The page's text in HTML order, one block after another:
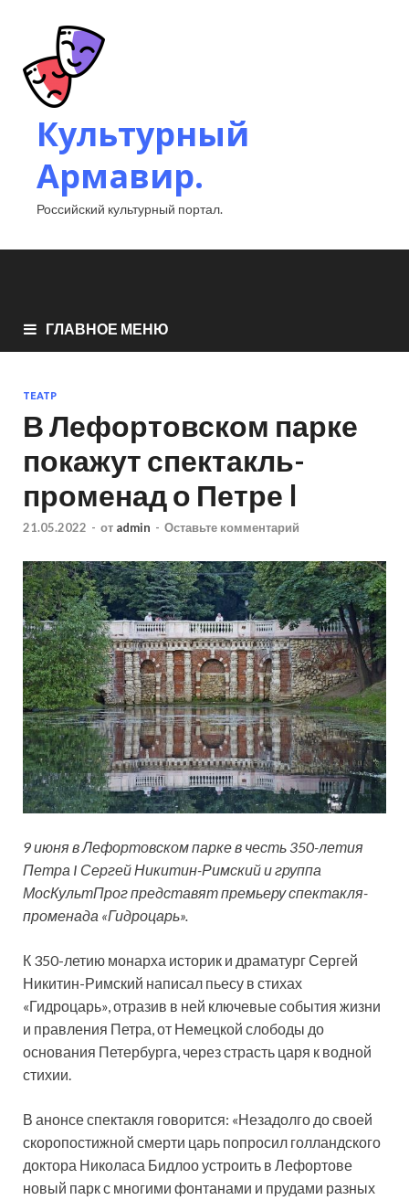
Культурный
Армавир.
Российский культурный портал.
ГЛАВНОЕ МЕНЮ
ТЕАТР
В Лефортовском парке
покажут спектакль-
променад о Петре I
21.05.2022 - от admin - Оставьте комментарий
9 июня в Лефортовском парке в честь 350-летия
Петра I Сергей Никитин-Римский и группа
МосКультПрог представят премьеру спектакля-
променада «Гидроцарь».
К 350-летию монарха историк и драматург Сергей
Никитин-Римский написал пьесу в стихах
«Гидроцарь», отразив в ней ключевые события жизни
и правления Петра, от Немецкой слободы до
основания Петербурга, через страсть царя к водной
стихии.
В анонсе спектакля говорится: «Незадолго до своей
скоропостижной смерти царь попросил голландского
доктора Николаса Бидлоо устроить в Лефортове
новый парк с многими фонтанами и прудами разных